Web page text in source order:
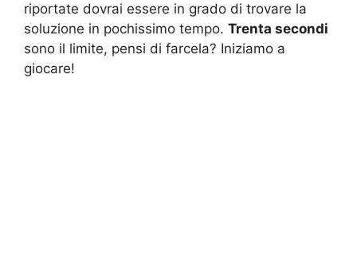
riportate dovrai essere in grado di trovare la
soluzione in pochissimo tempo. Trenta secondi
sono il limite, pensi di farcela? Iniziamo a
giocare!